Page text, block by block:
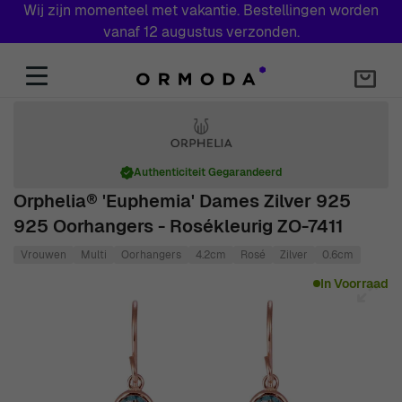
Wij zijn momenteel met vakantie. Bestellingen worden
vanaf 12 augustus verzonden.
Orphelia® 'Euphemia' Dames Zilver 925
925 Oorhangers - Rosékleurig ZO-7411
Authenticiteit Gegarandeerd
Vrouwen Multi Oorhangers 4.2cm Rosé Zilver 0.6cm
In Voorraad